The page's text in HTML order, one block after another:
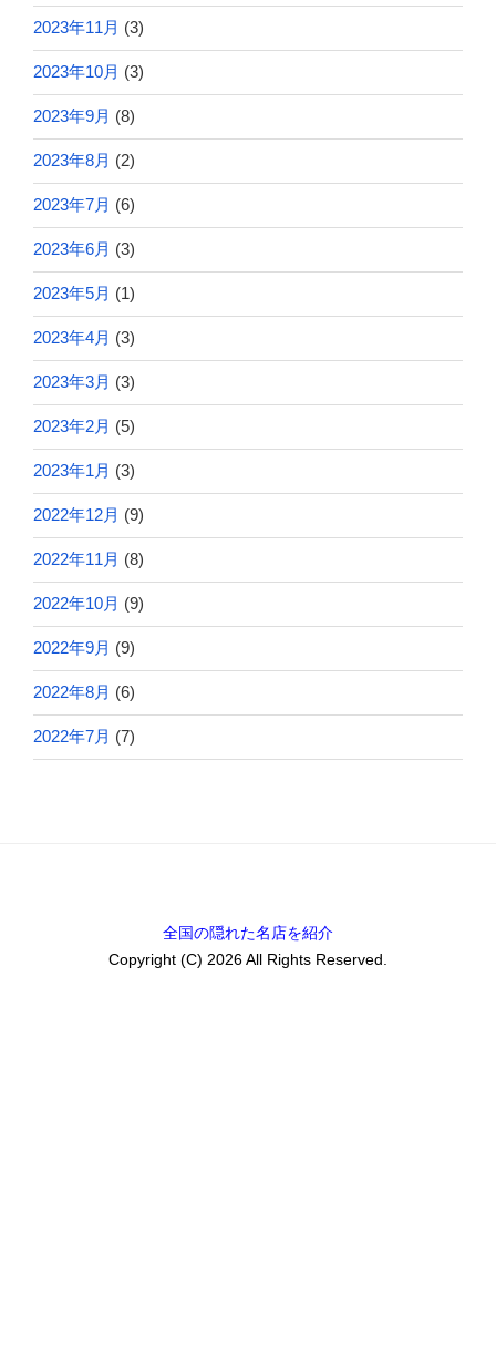
2023年11月 (3)
2023年10月 (3)
2023年9月 (8)
2023年8月 (2)
2023年7月 (6)
2023年6月 (3)
2023年5月 (1)
2023年4月 (3)
2023年3月 (3)
2023年2月 (5)
2023年1月 (3)
2022年12月 (9)
2022年11月 (8)
2022年10月 (9)
2022年9月 (9)
2022年8月 (6)
2022年7月 (7)
全国の隠れた名店を紹介
Copyright (C) 2026 All Rights Reserved.